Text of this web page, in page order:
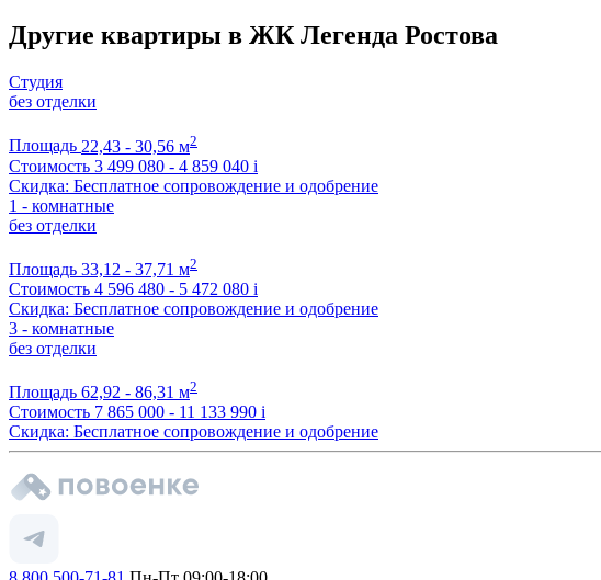
Другие квартиры в ЖК Легенда Ростова
Студия
без отделки
Площадь 22,43 - 30,56 м2
Стоимость 3 499 080 - 4 859 040 i
Скидка: Бесплатное сопровождение и одобрение
1 - комнатные
без отделки
Площадь 33,12 - 37,71 м2
Стоимость 4 596 480 - 5 472 080 i
Скидка: Бесплатное сопровождение и одобрение
3 - комнатные
без отделки
Площадь 62,92 - 86,31 м2
Стоимость 7 865 000 - 11 133 990 i
Скидка: Бесплатное сопровождение и одобрение